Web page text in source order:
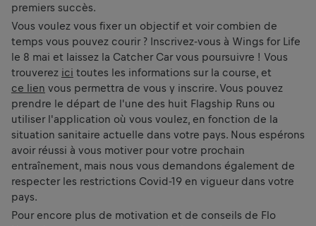
premiers succès.
Vous voulez vous fixer un objectif et voir combien de
temps vous pouvez courir ? Inscrivez-vous à Wings for Life
le 8 mai et laissez la Catcher Car vous poursuivre ! Vous
trouverez ici toutes les informations sur la course, et
ce lien vous permettra de vous y inscrire. Vous pouvez
prendre le départ de l'une des huit Flagship Runs ou
utiliser l'application où vous voulez, en fonction de la
situation sanitaire actuelle dans votre pays. Nous espérons
avoir réussi à vous motiver pour votre prochain
entraînement, mais nous vous demandons également de
respecter les restrictions Covid-19 en vigueur dans votre
pays.
Pour encore plus de motivation et de conseils de Flo